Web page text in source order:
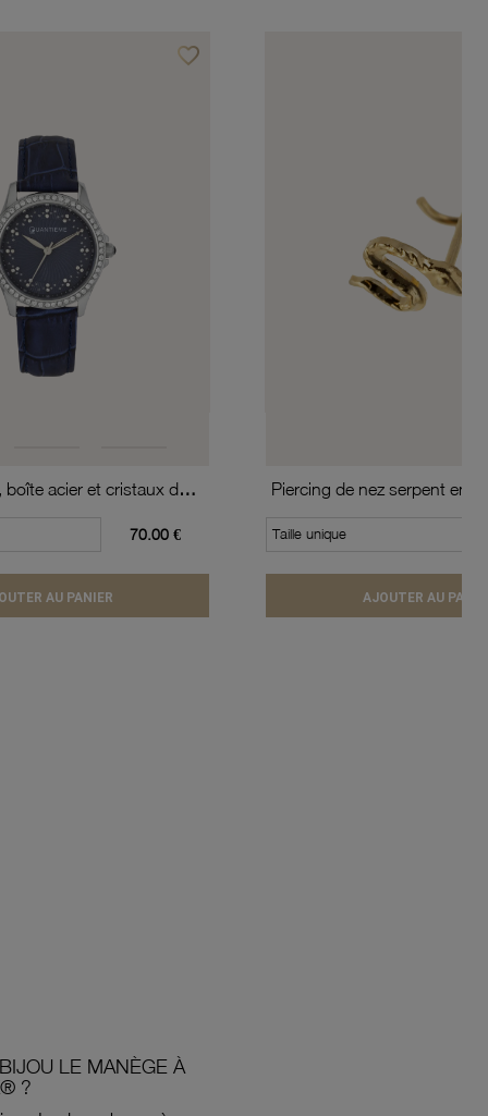
favorite_borderAjouter à vos favoris
Montre femme, boîte acier et cristaux de synthèse, bracelet en cuir de vache et verre minéral
70.00 €
AU PANIER
Piercing de nez serpent en
Taille unique
AJOUTER AU
LE MANÈGE À
?